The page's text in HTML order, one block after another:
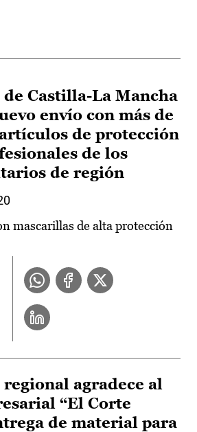
Castilla-La Mancha
envío con más de
de protección
de los
de región
mascarillas de alta protección
agradece al
“El Corte
de material para